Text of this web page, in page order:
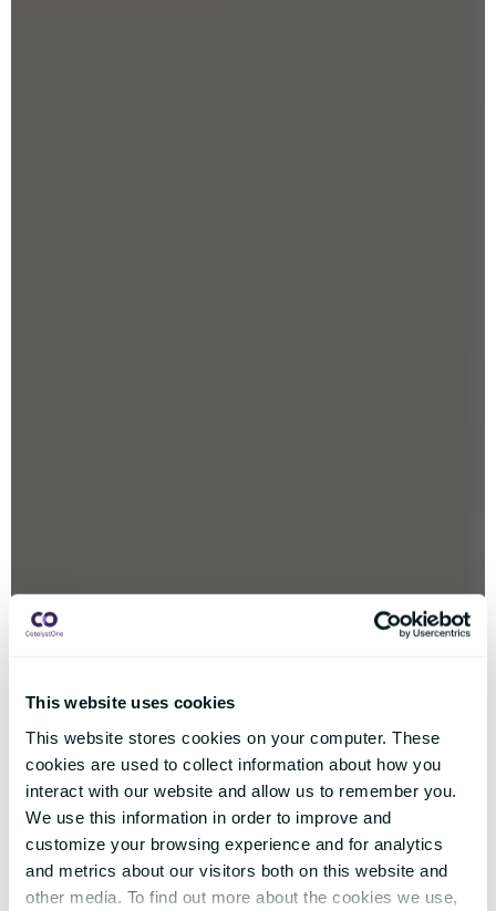
This website uses cookies
This website stores cookies on your computer. These
cookies are used to collect information about how you
interact with our website and allow us to remember you.
We use this information in order to improve and
customize your browsing experience and for analytics
and metrics about our visitors both on this website and
other media. To find out more about the cookies we use,